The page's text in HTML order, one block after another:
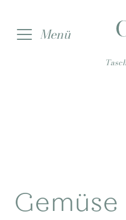
Navigation
InhaltMenü